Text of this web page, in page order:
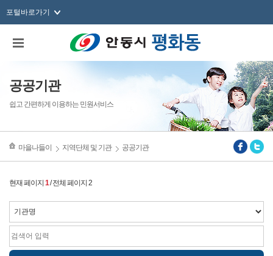
포털바로가기
공공기관
쉽고 간편하게 이용하는 민원서비스
마을나들이 지역단체 및 기관 공공기관
현재 페이지 1/ 전체 페이지 2